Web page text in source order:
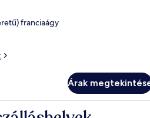
franciaágy
Árak